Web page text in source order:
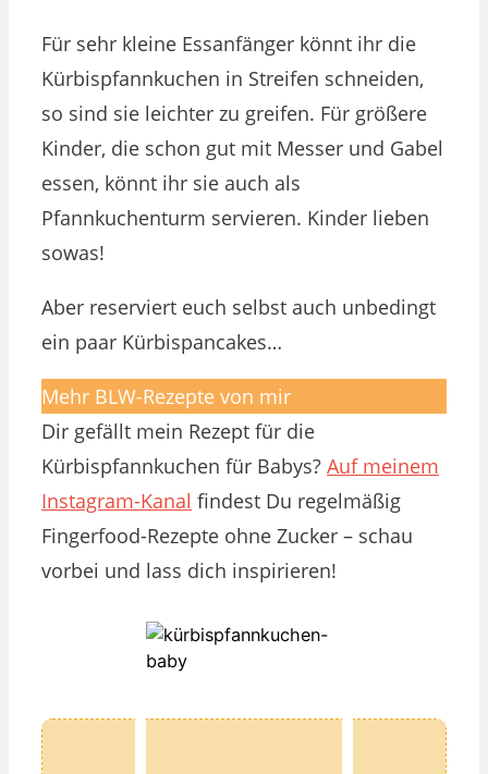
Für sehr kleine Essanfänger könnt ihr die
Kürbispfannkuchen in Streifen schneiden,
so sind sie leichter zu greifen. Für größere
Kinder, die schon gut mit Messer und Gabel
essen, könnt ihr sie auch als
Pfannkuchenturm servieren. Kinder lieben
sowas!
Aber reserviert euch selbst auch unbedingt
ein paar Kürbispancakes…
Mehr BLW-Rezepte von mir
Dir gefällt mein Rezept für die
Kürbispfannkuchen für Babys? Auf meinem
Instagram-Kanal findest Du regelmäßig
Fingerfood-Rezepte ohne Zucker – schau
vorbei und lass dich inspirieren!